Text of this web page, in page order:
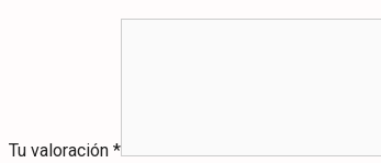
Tu valoración *